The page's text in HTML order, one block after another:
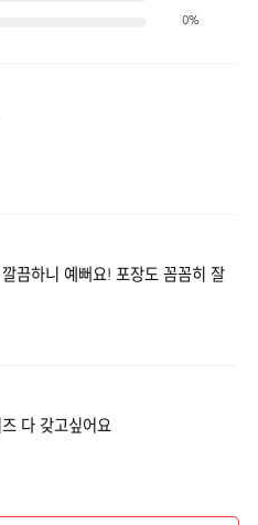
0%
끔하니 예뻐요! 포장도 꼼꼼히 잘
다 갖고싶어요